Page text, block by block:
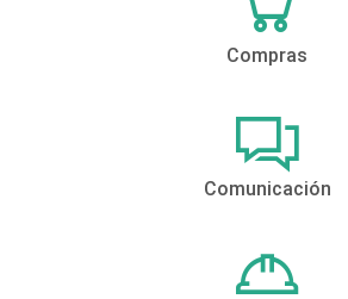
Compras
Comunicación